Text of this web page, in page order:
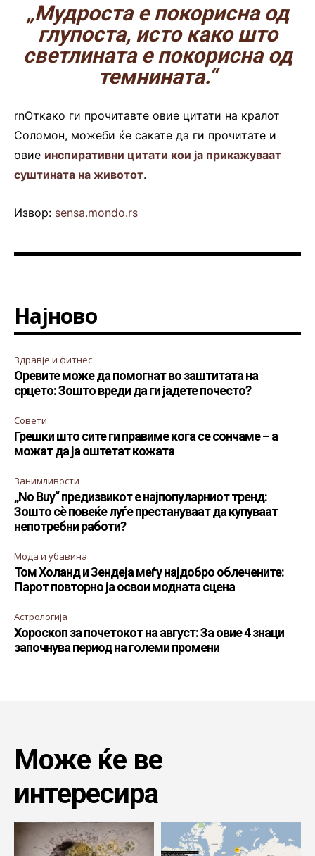
„Мудроста е покорисна од
глупоста, исто како што
светлината е покорисна од
темнината.“
rnОткако ги прочитавте овие цитати на кралот
Соломон, можеби ќе сакате да ги прочитате и
овие инспиративни цитати кои ја прикажуваат
суштината на животот.
Извор: sensa.mondo.rs
Најново
Здравје и фитнес
Оревите може да помогнат во заштитата на
срцето: Зошто вреди да ги јадете почесто?
Совети
Грешки што сите ги правиме кога се сончаме – а
можат да ја оштетат кожата
Занимливости
„No Buy“ предизвикот е најпопуларниот тренд:
Зошто сè повеќе луѓе престануваат да купуваат
непотребни работи?
Мода и убавина
Том Холанд и Зендеја меѓу најдобро облечените:
Парот повторно ја освои модната сцена
Астрологија
Хороскоп за почетокот на август: За овие 4 знаци
започнува период на големи промени
Може ќе ве
интересира